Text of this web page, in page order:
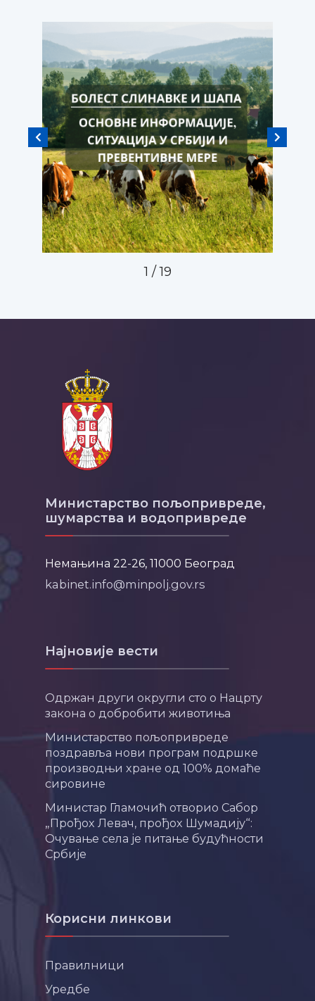
1 / 19
Министарство пољопривреде,
шумарства и водопривреде
Немањина 22-26, 11000 Београд
kabinet.info@minpolj.gov.rs
Најновије вести
Одржан други округли сто о Нацрту
закона о добробити животиња
Министарство пољопривреде
поздравља нови програм подршке
производњи хране од 100% домаће
сировине
Министар Гламочић отворио Сабор
„Прођох Левач, прођох Шумадију“:
Очување села је питање будућности
Србије
Корисни линкови
Правилници
Уредбе